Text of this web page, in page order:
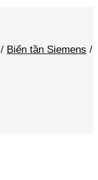
/ Biến tần Siemens /